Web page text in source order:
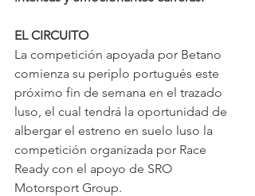
EL CIRCUITO
La competición apoyada por Betano
comienza su periplo portugués este
próximo fin de semana en el trazado
luso, el cual tendrá la oportunidad de
albergar el estreno en suelo luso la
competición organizada por Race
Ready con el apoyo de SRO
Motorsport Group.